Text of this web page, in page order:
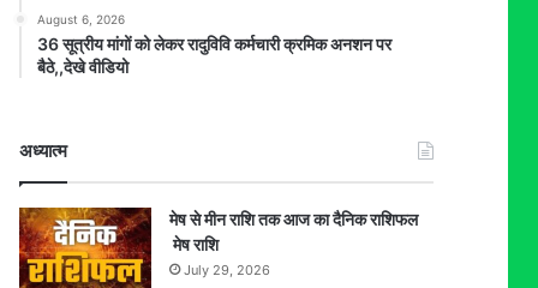
August 6, 2026
36 सूत्रीय मांगों को लेकर रादुविवि कर्मचारी क्रमिक अनशन पर
बैठे,,देखे वीडियो
अध्यात्म
मेष से मीन राशि तक आज का दैनिक राशिफल
मेष राशि
July 29, 2026